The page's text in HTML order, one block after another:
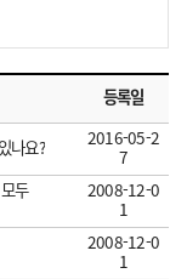
등록일
나요?
2016-05-2
7
두
2008-12-0
1
2008-12-0
1